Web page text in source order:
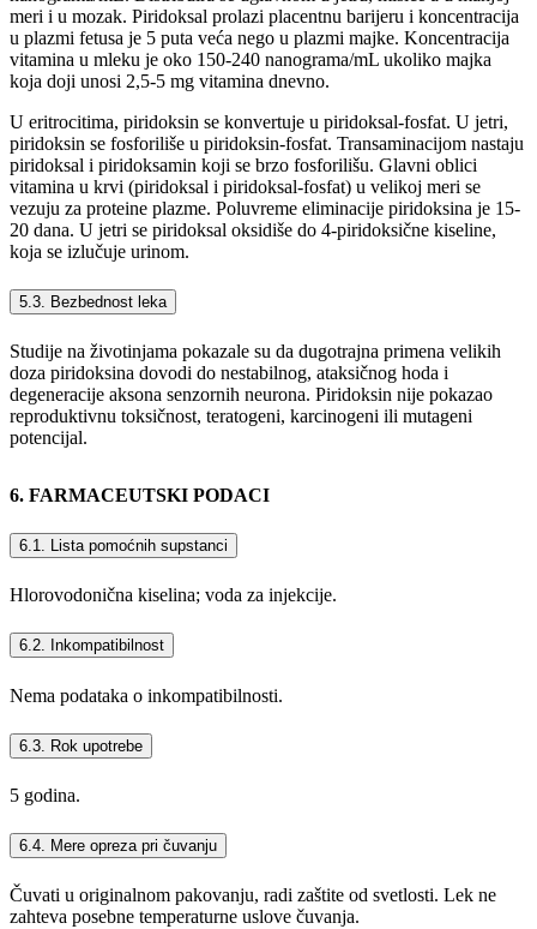
meri i u mozak. Piridoksal prolazi placentnu barijeru i koncentracija
u plazmi fetusa je 5 puta veća nego u plazmi majke. Koncentracija
vitamina u mleku je oko 150-240 nanograma/mL ukoliko majka
koja doji unosi 2,5-5 mg vitamina dnevno.
U eritrocitima, piridoksin se konvertuje u piridoksal-fosfat. U jetri,
piridoksin se fosforiliše u piridoksin-fosfat. Transaminacijom nastaju
piridoksal i piridoksamin koji se brzo fosforilišu. Glavni oblici
vitamina u krvi (piridoksal i piridoksal-fosfat) u velikoj meri se
vezuju za proteine plazme. Poluvreme eliminacije piridoksina je 15-
20 dana. U jetri se piridoksal oksidiše do 4-piridoksične kiseline,
koja se izlučuje urinom.
5.3. Bezbednost leka
Studije na životinjama pokazale su da dugotrajna primena velikih
doza piridoksina dovodi do nestabilnog, ataksičnog hoda i
degeneracije aksona senzornih neurona. Piridoksin nije pokazao
reproduktivnu toksičnost, teratogeni, karcinogeni ili mutageni
potencijal.
6. FARMACEUTSKI PODACI
6.1. Lista pomоćnih supstanci
Hlorovodonična kiselina; voda za injekcije.
6.2. Inkompatibilnost
Nema podataka o inkompatibilnosti.
6.3. Rok upotrebe
5 godina.
6.4. Mere opreza pri čuvanju
Čuvati u originalnom pakovanju, radi zaštite od svetlosti. Lek ne
zahteva posebne temperaturne uslove čuvanja.